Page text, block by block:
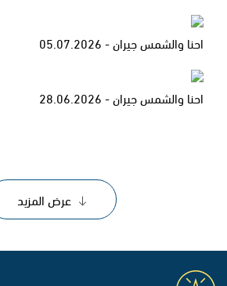
احنا والشمس جيران - 05.07.2026
احنا والشمس جيران - 28.06.2026
عرض المزيد